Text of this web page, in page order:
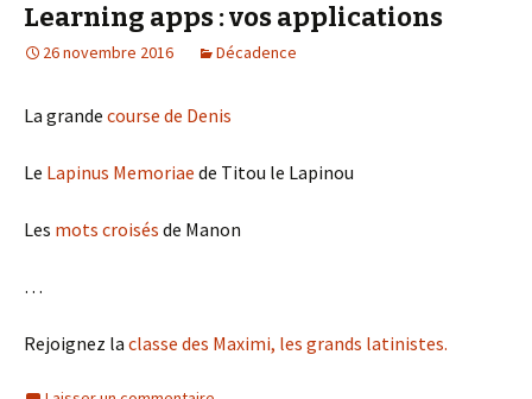
Learning apps : vos applications
26 novembre 2016 Décadence
La grande course de Denis
Le Lapinus Memoriae de Titou le Lapinou
Les mots croisés de Manon
…
Rejoignez la classe des Maximi, les grands latinistes.